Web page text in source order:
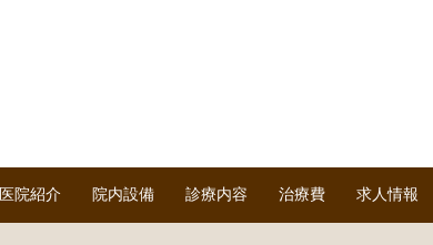
院紹介 院内設備 診療内容 治療費 求人情報